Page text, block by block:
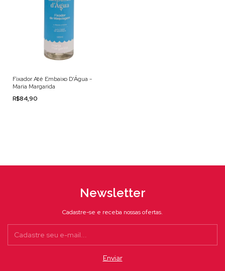
Fixador Até Embaixo D’Água -
Maria Margarida
R$84,90
Newsletter
Cadastre-se e receba nossas ofertas.